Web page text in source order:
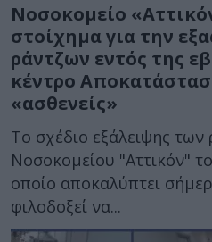
Νοσοκομείο
στοίχημα για την
ράντζων εντός της
κέντρο
«ασθενείς»
Το σχέδιο εξάλειψης των
Νοσοκομείου "Αττικόν"
οποίο αποκαλύπτει
φιλοδοξεί να...